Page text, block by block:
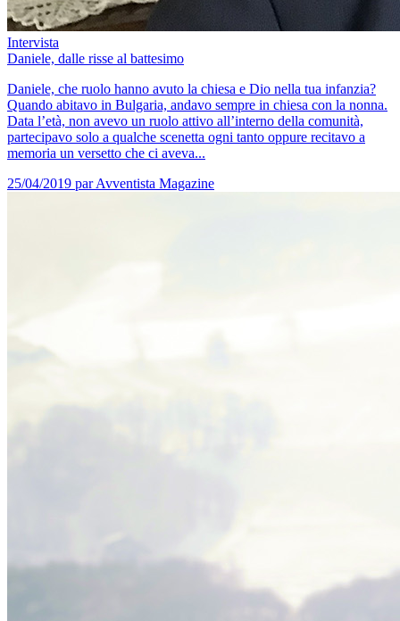
Intervista
Daniele, dalle risse al battesimo
Daniele, che ruolo hanno avuto la chiesa e Dio nella tua infanzia?
Quando abitavo in Bulgaria, andavo sempre in chiesa con la nonna.
Data l’età, non avevo un ruolo attivo all’interno della comunità,
partecipavo solo a qualche scenetta ogni tanto oppure recitavo a
memoria un versetto che ci aveva...
25/04/2019 par Avventista Magazine